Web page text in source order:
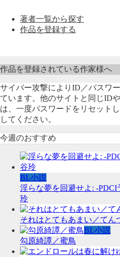
著者一覧から探す
作品を登録する
作品を登録されている作家様へ
サイバー攻撃によりID／パスワ
ています。他のサイトと同じID
は、一度パスワードをリセット
してください。
今週のおすすめ
BL小説
淫らな夢を回避せよ: -
玲
それはとてもあまい／てん
BL小説
勾原綺譚／蜜鳥